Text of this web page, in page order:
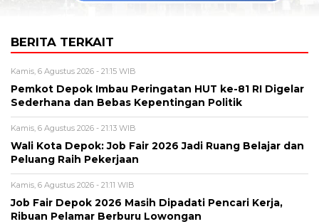
BERITA TERKAIT
Kamis, 6 Agustus 2026 - 21:15 WIB
Pemkot Depok Imbau Peringatan HUT ke-81 RI Digelar
Sederhana dan Bebas Kepentingan Politik
Kamis, 6 Agustus 2026 - 21:13 WIB
Wali Kota Depok: Job Fair 2026 Jadi Ruang Belajar dan
Peluang Raih Pekerjaan
Kamis, 6 Agustus 2026 - 21:11 WIB
Job Fair Depok 2026 Masih Dipadati Pencari Kerja,
Ribuan Pelamar Berburu Lowongan